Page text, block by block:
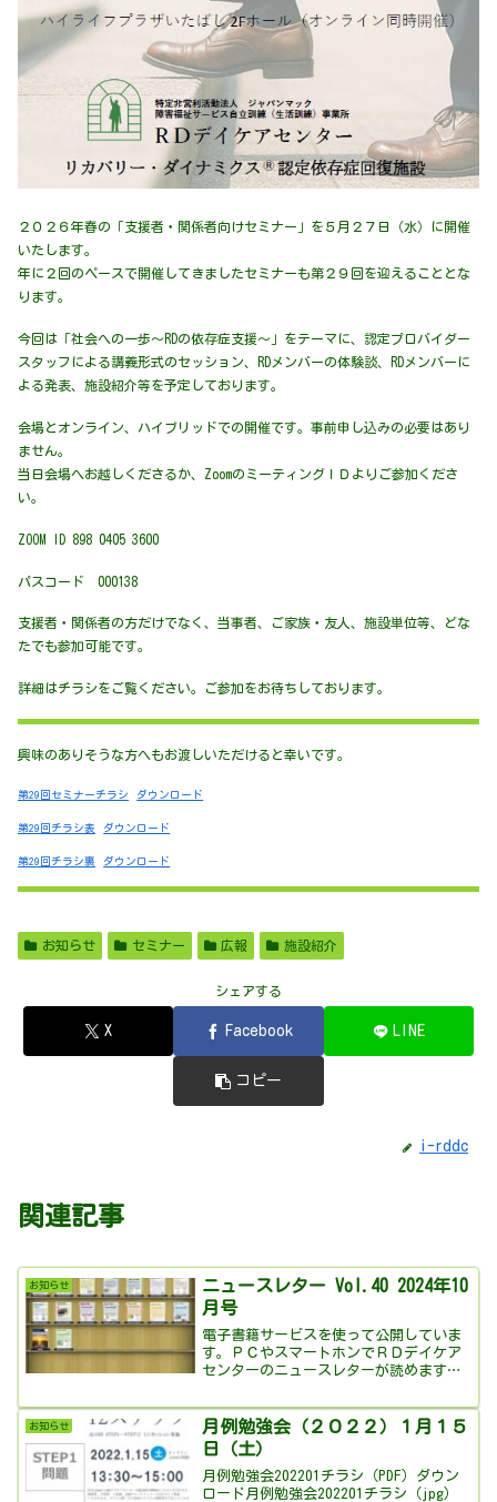
２０２６年春の「支援者・関係者向けセミナー」を５月２７日（水）に開催
いたします。
年に２回のペースで開催してきましたセミナーも第２９回を迎えることとな
ります。
今回は「社会への一歩～RDの依存症支援～」をテーマに、認定プロバイダー
スタッフによる講義形式のセッション、RDメンバーの体験談、RDメンバーに
よる発表、施設紹介等を予定しております。
会場とオンライン、ハイブリッドでの開催です。事前申し込みの必要はあり
ません。
当日会場へお越しくださるか、ZoomのミーティングＩＤよりご参加くださ
い。
ZOOM ID 898 0405 3600
パスコード 000138
支援者・関係者の方だけでなく、当事者、ご家族・友人、施設単位等、どな
たでも参加可能です。
詳細はチラシをご覧ください。ご参加をお待ちしております。
興味のありそうな方へもお渡しいただけると幸いです。
第29回セミナーチラシ ダウンロード
第29回チラシ表 ダウンロード
第29回チラシ裏 ダウンロード
お知らせ セミナー 広報 施設紹介
シェアする
X Facebook LINE
コピー
i-rddc
関連記事
お知らせ
ニュースレター Vol.40 2024年10
月号
電子書籍サービスを使って公開していま
す。ＰＣやスマートホンでＲＤデイケア
センターのニュースレターが読めます。
開きます。ニュースレターを電子書籍で
読む本棚も作成しました。過去のニュー
スレターやＲＤデイケアセ...
お知らせ
月例勉強会（２０２２）１月１５
日（土）
月例勉強会202201チラシ（PDF）ダウン
ロード月例勉強会202201チラシ（jpg）